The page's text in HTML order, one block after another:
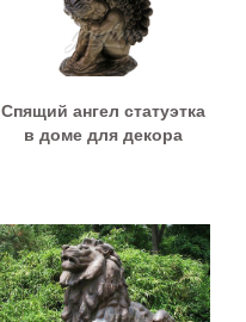
Спящий ангел статуэтка
в доме для декора